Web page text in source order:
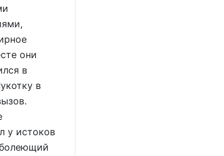
они
в
в
у истоков